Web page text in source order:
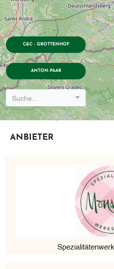
C&C - GROTTENHOF
ANTON-PAAR
Suche...
ANBIETER